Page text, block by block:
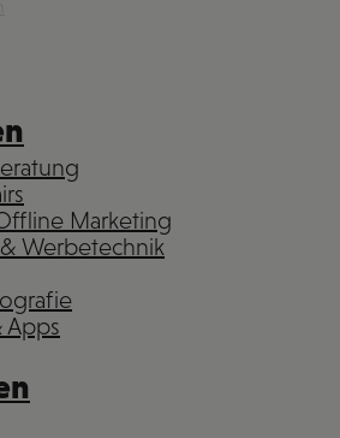
Marketing
Werbetechnik
Apps